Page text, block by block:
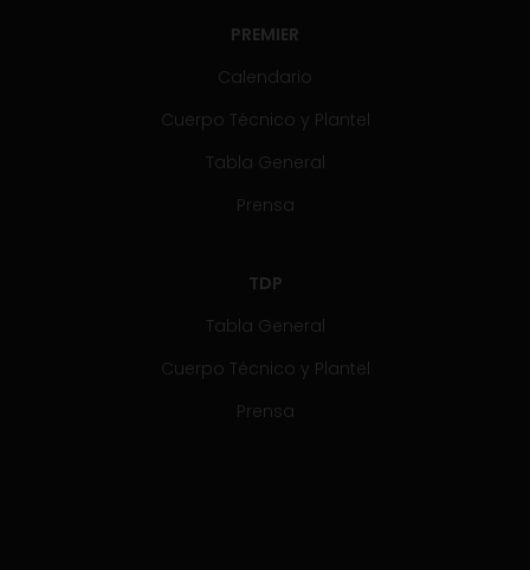
PREMIER
Calendario
Cuerpo Técnico y Plantel
Tabla General
Prensa
TDP
Tabla General
Cuerpo Técnico y Plantel
Prensa